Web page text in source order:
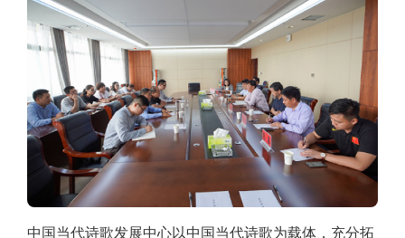
中国当代诗歌发展中心以中国当代诗歌为载体，充分拓